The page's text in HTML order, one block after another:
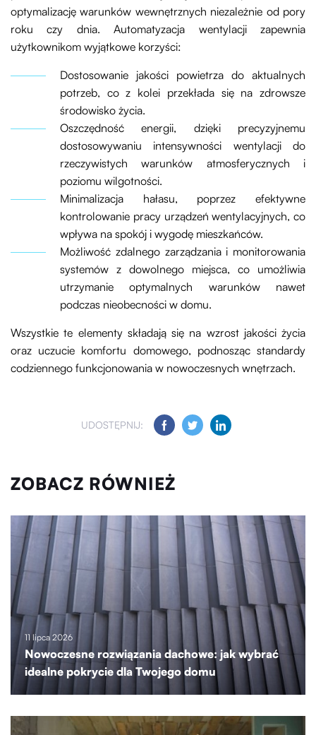
optymalizację warunków wewnętrznych niezależnie od pory
roku czy dnia. Automatyzacja wentylacji zapewnia
użytkownikom wyjątkowe korzyści:
Dostosowanie jakości powietrza do aktualnych
potrzeb, co z kolei przekłada się na zdrowsze
środowisko życia.
Oszczędność energii, dzięki precyzyjnemu
dostosowywaniu intensywności wentylacji do
rzeczywistych warunków atmosferycznych i
poziomu wilgotności.
Minimalizacja hałasu, poprzez efektywne
kontrolowanie pracy urządzeń wentylacyjnych, co
wpływa na spokój i wygodę mieszkańców.
Możliwość zdalnego zarządzania i monitorowania
systemów z dowolnego miejsca, co umożliwia
utrzymanie optymalnych warunków nawet
podczas nieobecności w domu.
Wszystkie te elementy składają się na wzrost jakości życia
oraz uczucie komfortu domowego, podnosząc standardy
codziennego funkcjonowania w nowoczesnych wnętrzach.
UDOSTĘPNIJ:
ZOBACZ RÓWNIEŻ
11 lipca 2026
Nowoczesne rozwiązania dachowe: jak wybrać
idealne pokrycie dla Twojego domu